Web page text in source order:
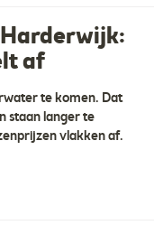
af
te komen. Dat
staan langer te
vlakken af.